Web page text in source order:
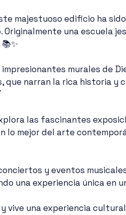
majestuoso edificio ha
una escuela
murales de
que narran la rica historia y
las fascinantes
lo mejor del arte
y eventos
una experiencia única en
vive una experiencia